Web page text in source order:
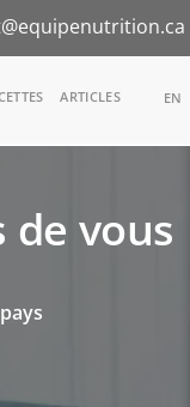
ARTICLES EN
vous